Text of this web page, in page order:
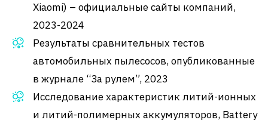
Xiaomi) – официальные сайты компаний,
2023-2024
Результаты сравнительных тестов
автомобильных пылесосов, опубликованные
в журнале “За рулем”, 2023
Исследование характеристик литий-ионных
и литий-полимерных аккумуляторов, Battery